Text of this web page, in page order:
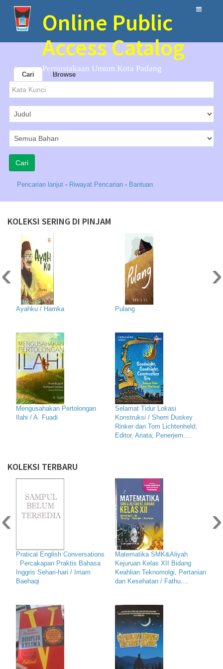
Online Public
Access Catalog
Perpustakaan Umum Kota Padang
Cari Browse
Pencarian lanjut - Riwayat Pencarian - Bantuan
KOLEKSI SERING DI PINJAM
Ayahku / Hamka Pulang
Mengusahakan Pertolongan
Ilahi / A. Fuadi
Selamat Tidur Lokasi
Konstruksi / Sherri Duskey
Rinker dan Tom Lichtenheld;
Editor, Ariata; Penerjem....
‹ ›
KOLEKSI TERBARU
Pratical English Conversations
: Percakapan Praktis Bahasa
Inggris Sehari-hari / Imam
Baehaqi
Matematika SMK&Aliyah
Kejuruan Kelas XII Bidang
Keahlian Teknomolgi, Pertanian
dan Kesehatan / Fathu....
‹ ›